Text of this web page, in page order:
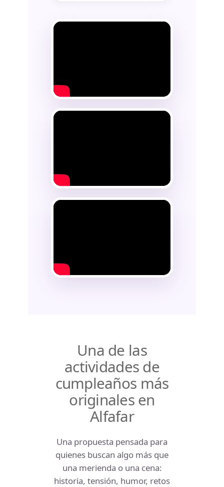
Una de las
actividades de
cumpleaños más
originales en
Alfafar
Una propuesta pensada para
quienes buscan algo más que
una merienda o una cena:
historia, tensión, humor, retos